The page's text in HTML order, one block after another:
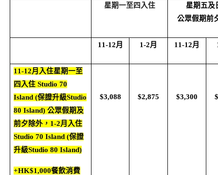
星期一至四入住
星期五及
公眾假期前
11-12月 1-2月 11-12月
11-12月入住星期一至
四入住 Studio 70
Island (保證升級Studio
80 Island)公眾假期及
前夕除外， 1-2月入住
Studio 70 Island (保證
升級Studio 80 Island)
+HK$1,000餐飲消費
$3,088 $2,875 $3,300